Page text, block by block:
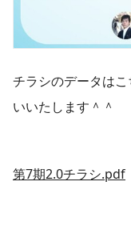
チラシのデータは
いいたします＾＾
第7期2.0チラシ.pdf